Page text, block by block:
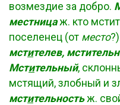
возмездие за добро.
местницаж. кто
поселенец (от место
мстителев,
Мстительный,
мстящий, злобный и
мстительностьж.